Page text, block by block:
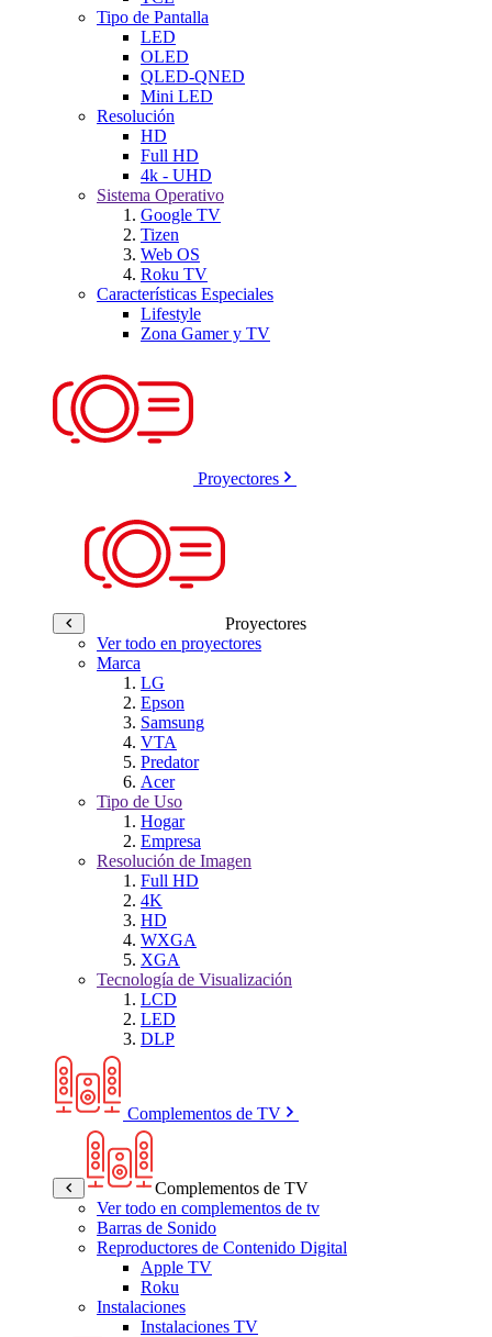
Tipo de Pantalla
LED
OLED
QLED-QNED
Mini LED
Resolución
HD
Full HD
4k - UHD
Sistema Operativo
Google TV
Tizen
Web OS
Roku TV
Características Especiales
Lifestyle
Zona Gamer y TV
Proyectores
Proyectores
Ver todo en proyectores
Marca
LG
Epson
Samsung
VTA
Predator
Acer
Tipo de Uso
Hogar
Empresa
Resolución de Imagen
Full HD
4K
HD
WXGA
XGA
Tecnología de Visualización
LCD
LED
DLP
Complementos de TV
Complementos de TV
Ver todo en complementos de tv
Barras de Sonido
Reproductores de Contenido Digital
Apple TV
Roku
Instalaciones
Instalaciones TV